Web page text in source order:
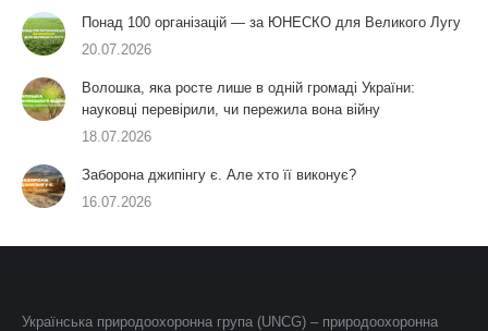
Понад 100 організацій — за ЮНЕСКО для Великого Лугу
20.07.2026
Волошка, яка росте лише в одній громаді України:
науковці перевірили, чи пережила вона війну
18.07.2026
Заборона джипінгу є. Але хто її виконує?
16.07.2026
Українська природоохоронна група (UNCG) – природоохоронна